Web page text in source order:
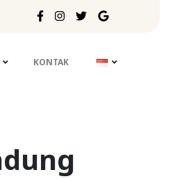
KONTAK